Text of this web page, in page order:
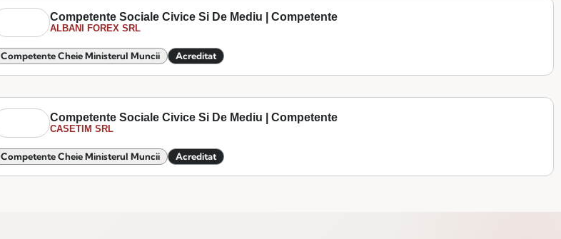
Competente Sociale Civice Si De Mediu | Competente
ALBANI FOREX SRL
Competente Cheie Ministerul Muncii Acreditat
Competente Sociale Civice Si De Mediu | Competente
CASETIM SRL
Competente Cheie Ministerul Muncii Acreditat